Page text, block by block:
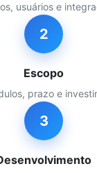
usuários e
2
Escopo
prazo e
3